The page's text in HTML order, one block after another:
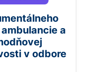
a
v odbore